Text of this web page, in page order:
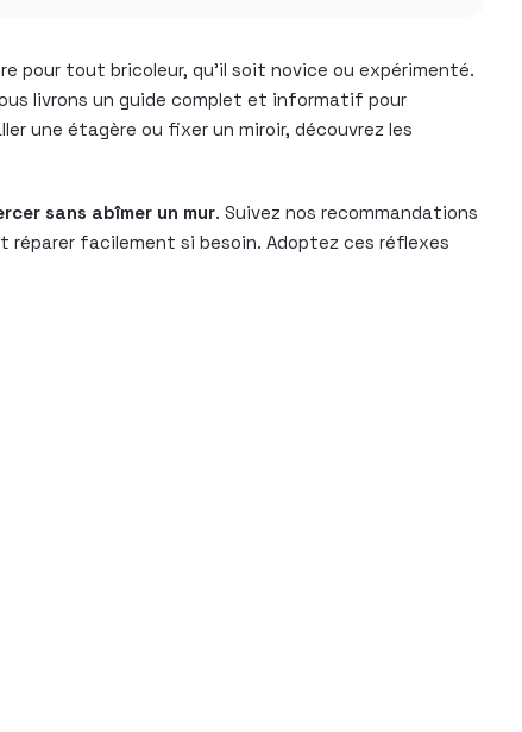
pour tout bricoleur, qu’il soit novice ou expérimenté.
livrons un guide complet et informatif pour
une étagère ou fixer un miroir, découvrez les
sans abîmer un mur. Suivez nos recommandations
facilement si besoin. Adoptez ces réflexes